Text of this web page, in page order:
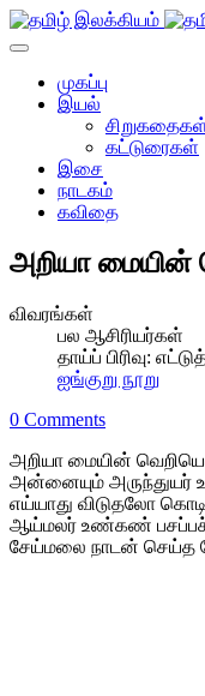
முகப்பு
இயல்
கட்டுரைகள்
இசை
நாடகம்
கவிதை
அறியா மையின்
விவரங்கள்
பல ஆசிரியர்கள்
தாய்ப் பிரிவு:
ஐங்குறு நூறு
0 Comments
அறியா மையின்
அன்னையும்
எய்யாது விடுதலோ
ஆய்மலர் உண்கண்
சேய்மலை நாடன் செய்த